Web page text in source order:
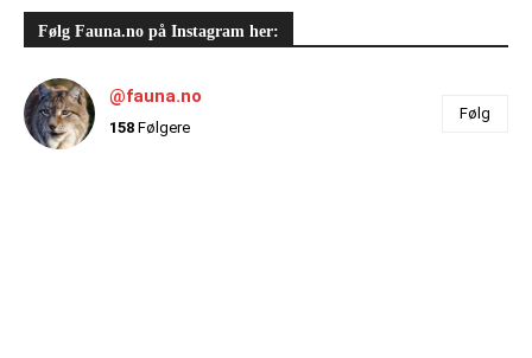
Følg Fauna.no på Instagram her:
@fauna.no
158 Følgere
Følg